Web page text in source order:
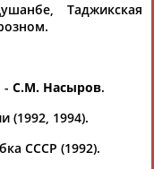
документов
Таджикская
- С.М. Насыров.
(1992, 1994).
СССР (1992).